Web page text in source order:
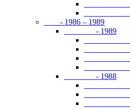
- 03-
- 04-
- 1986 – 1989
- 1989
- 01-
- 02-
- 03-
- 04-
- 1988
- 01-
- 02-
- 03-